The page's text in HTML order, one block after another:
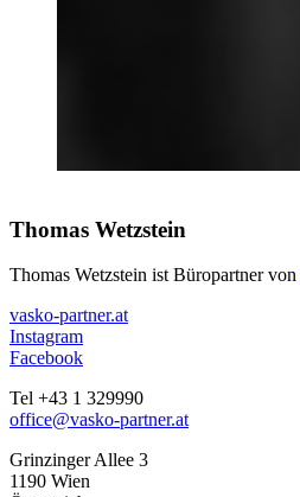
Thomas Wetzstein
Thomas Wetzstein ist Büropartner von
vasko-partner.at
Instagram
Facebook
Tel +43 1 329990
office@vasko-partner.at
Grinzinger Allee 3
1190 Wien